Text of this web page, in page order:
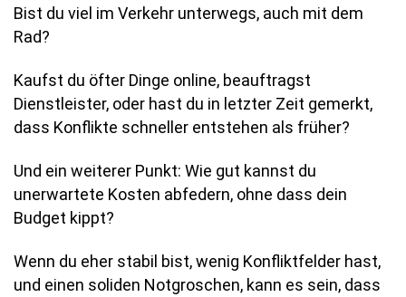
Bist du viel im Verkehr unterwegs, auch mit dem
Rad?
Kaufst du öfter Dinge online, beauftragst
Dienstleister, oder hast du in letzter Zeit gemerkt,
dass Konflikte schneller entstehen als früher?
Und ein weiterer Punkt: Wie gut kannst du
unerwartete Kosten abfedern, ohne dass dein
Budget kippt?
Wenn du eher stabil bist, wenig Konfliktfelder hast,
und einen soliden Notgroschen, kann es sein, dass